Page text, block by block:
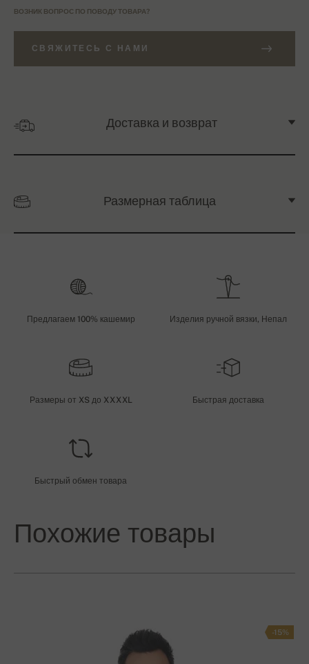
ВОЗНИК ВОПРОС ПО ПОВОДУ ТОВАРА?
СВЯЖИТЕСЬ С НАМИ
Доставка и возврат
Размерная таблица
Предлагаем 100% кашемир Изделия ручной вязки, Непал
Размеры от XS до XXXXL Быстрая доставка
Быстрый обмен товара
Похожие товары
-15%